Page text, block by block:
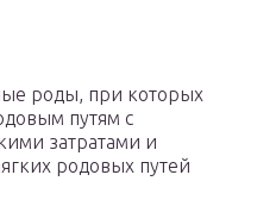
роды, при которых
путям с
затратами и
родовых путей